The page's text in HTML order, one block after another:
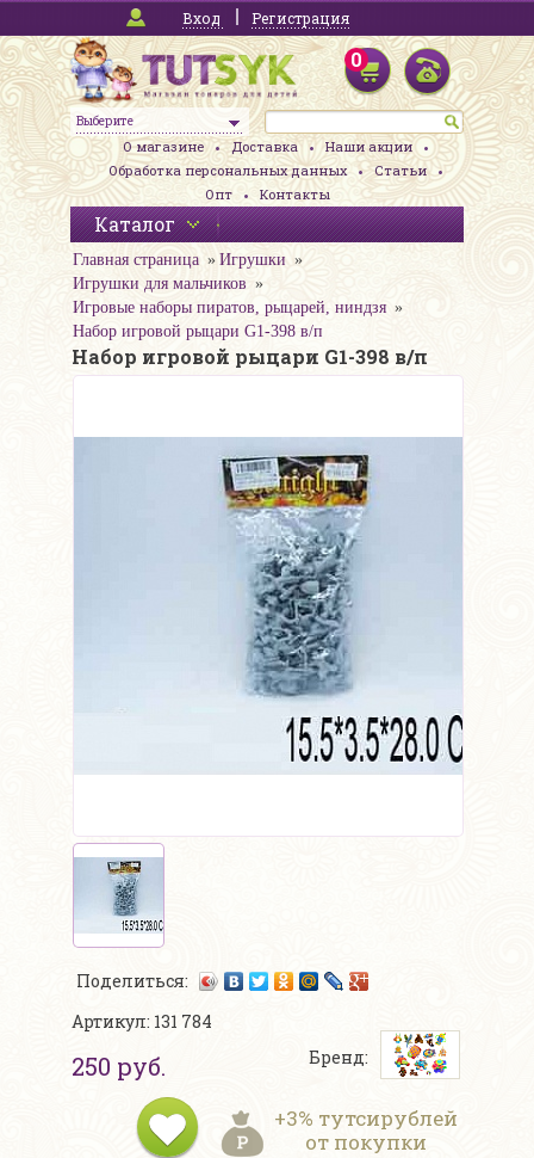
Вход Регистрация
Выберите
0
О магазине Доставка
Наши акции
Обработка персональных данных
Статьи
Опт
Контакты
Каталог
Главная страница
Игрушки
Игрушки для мальчиков
Игровые наборы пиратов, рыцарей, ниндзя
Набор игровой рыцари G1-398 в/п
Набор игровой рыцари G1-398 в/п
Поделиться:
Артикул: 131 784
250 руб. Бренд:
+3% тутсирублей
от покупки